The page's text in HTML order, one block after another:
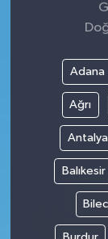
Adana
Ağrı
Antalya
Balıkesir